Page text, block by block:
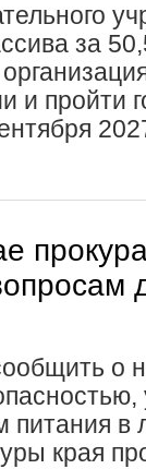
за
и пройти
о
в
края